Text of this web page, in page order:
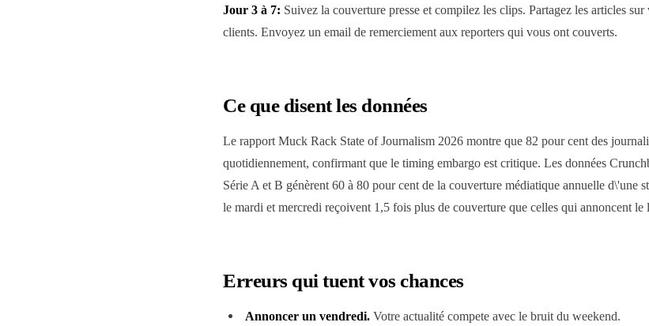
Jour 3 à 7: Suivez la couverture presse et compilez les clips. Partagez les articles
clients. Envoyez un email de remerciement aux reporters qui vous ont couverts.
Ce que disent les données
Le rapport Muck Rack State of Journalism 2026 montre que 82 pour cent des
quotidiennement, confirmant que le timing embargo est critique. Les données
Série A et B génèrent 60 à 80 pour cent de la couverture médiatique annuelle d\'une
le mardi et mercredi reçoivent 1,5 fois plus de couverture que celles qui annoncent le
Erreurs qui tuent vos chances
Annoncer un vendredi. Votre actualité compete avec le bruit du weekend.